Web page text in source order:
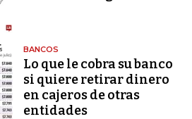
BANCOS
Lo que le cobra su banco
si quiere retirar dinero
en cajeros de otras
entidades